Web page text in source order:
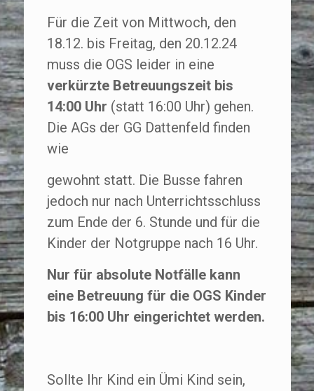
Für die Zeit von Mittwoch, den
18.12. bis Freitag, den 20.12.24
muss die OGS leider in eine
verkürzte Betreuungszeit bis
14:00 Uhr (statt 16:00 Uhr) gehen.
Die AGs der GG Dattenfeld finden
wie
gewohnt statt. Die Busse fahren
jedoch nur nach Unterrichtsschluss
zum Ende der 6. Stunde und für die
Kinder der Notgruppe nach 16 Uhr.
Nur für absolute Notfälle kann
eine Betreuung für die OGS Kinder
bis 16:00 Uhr eingerichtet werden.
Sollte Ihr Kind ein Ümi Kind sein,